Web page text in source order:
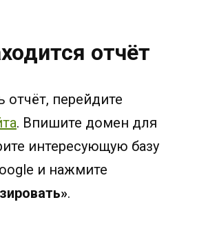
отчёт
перейдите
. Впишите домен для
интересующую базу
и нажмите
.